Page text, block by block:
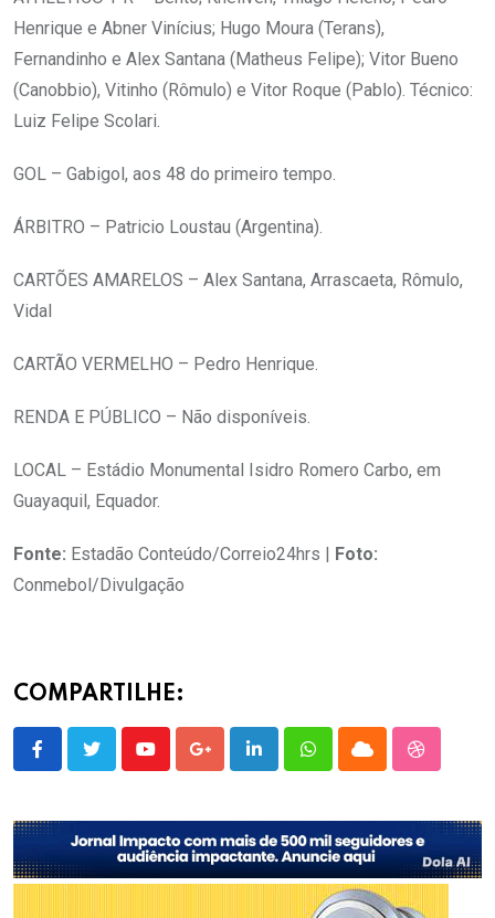
Henrique e Abner Vinícius; Hugo Moura (Terans),
Fernandinho e Alex Santana (Matheus Felipe); Vitor Bueno
(Canobbio), Vitinho (Rômulo) e Vitor Roque (Pablo). Técnico:
Luiz Felipe Scolari.
GOL – Gabigol, aos 48 do primeiro tempo.
ÁRBITRO – Patricio Loustau (Argentina).
CARTÕES AMARELOS – Alex Santana, Arrascaeta, Rômulo,
Vidal
CARTÃO VERMELHO – Pedro Henrique.
RENDA E PÚBLICO – Não disponíveis.
LOCAL – Estádio Monumental Isidro Romero Carbo, em
Guayaquil, Equador.
Fonte: Estadão Conteúdo/Correio24hrs | Foto:
Conmebol/Divulgação
COMPARTILHE:
YoutubeGoogle+LinkedInWhatsappCloud